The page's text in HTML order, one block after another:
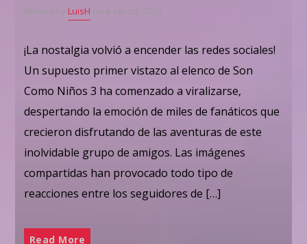
Written by LuisH on 6 agosto 2026
¡La nostalgia volvió a encender las redes sociales!
Un supuesto primer vistazo al elenco de Son
Como Niños 3 ha comenzado a viralizarse,
despertando la emoción de miles de fanáticos que
crecieron disfrutando de las aventuras de este
inolvidable grupo de amigos. Las imágenes
compartidas han provocado todo tipo de
reacciones entre los seguidores de […]
Read More